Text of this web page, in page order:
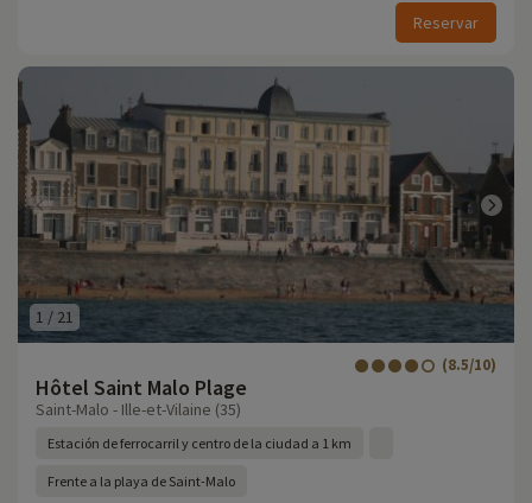
Reservar
1 / 21
Hôtel Saint Malo Plage
(8.5/10)
Saint-Malo - Ille-et-Vilaine (35)
Estación de ferrocarril y centro de la ciudad a 1 km
Frente a la playa de Saint-Malo